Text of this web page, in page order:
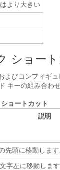
より大きい
ショート
よびコンフィギ
キーの組み合わ
ョートカット
説明
先頭に移動します
字左に移動しま